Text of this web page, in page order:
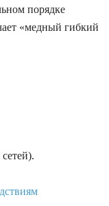
порядке
«медный гибкий